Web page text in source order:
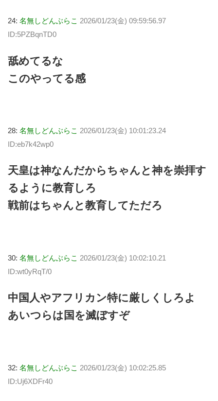
24: 名無しどんぶらこ 2026/01/23(金) 09:59:56.97
ID:5PZBqnTD0
舐めてるな
このやってる感
28: 名無しどんぶらこ 2026/01/23(金) 10:01:23.24
ID:eb7k42wp0
天皇は神なんだからちゃんと神を崇拝す
るように教育しろ
戦前はちゃんと教育してただろ
30: 名無しどんぶらこ 2026/01/23(金) 10:02:10.21
ID:wt0yRqT/0
中国人やアフリカン特に厳しくしろよ
あいつらは国を滅ぼすぞ
32: 名無しどんぶらこ 2026/01/23(金) 10:02:25.85
ID:Uj6XDFr40